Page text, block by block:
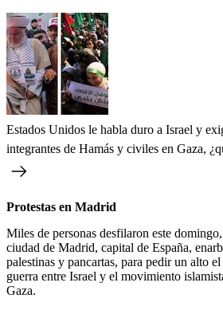
Estados Unidos le habla duro a Israel y
integrantes de Hamás y civiles en Gaza,
Protestas en Madrid
Miles de personas desfilaron este
ciudad de Madrid, capital de España,
palestinas y pancartas, para pedir un alto
guerra entre Israel y el movimiento
Gaza.